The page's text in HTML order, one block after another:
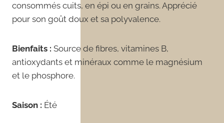
consommés cuits, en épi ou en grains. Apprécié
pour son goût doux et sa polyvalence.
Bienfaits : Source de fibres, vitamines B,
antioxydants et minéraux comme le magnésium
et le phosphore.
Saison : Été